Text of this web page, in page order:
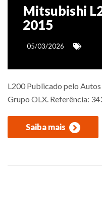
Mitsubishi
2015
05/03/2026
L200 Publicado pelo
Grupo OLX. Referência:
Saiba mais